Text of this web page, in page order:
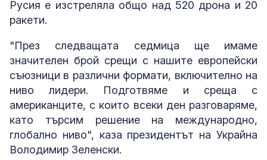
Русия е изстреляла общо над 520 дрона и 20
ракети.
"През следващата седмица ще имаме
значителен брой срещи с нашите европейски
съюзници в различни формати, включително на
ниво лидери. Подготвяме и среща с
американците, с които всеки ден разговаряме,
като търсим решение на международно,
глобално ниво", каза президентът на Украйна
Володимир Зеленски.